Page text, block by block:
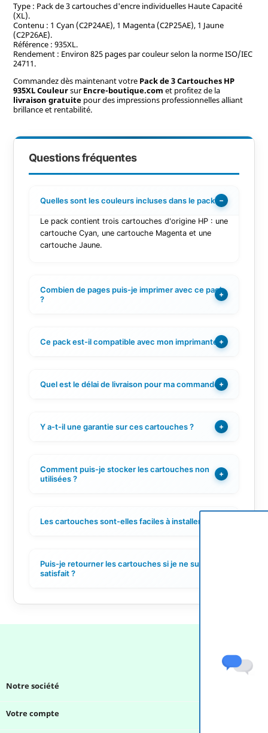
Type : Pack de 3 cartouches d'encre individuelles Haute Capacité
(XL).
Contenu : 1 Cyan (C2P24AE), 1 Magenta (C2P25AE), 1 Jaune
(C2P26AE).
Référence : 935XL.
Rendement : Environ 825 pages par couleur selon la norme ISO/IEC
24711.
Commandez dès maintenant votre Pack de 3 Cartouches HP
935XL CouleursurEncre-boutique.com et profitez de la
livraison gratuitepour des impressions professionnelles alliant
brillance et rentabilité.
Questions fréquentes
Quelles sont les couleurs incluses dans le pack ?−
Le pack contient trois cartouches d'origine HP : une
cartouche Cyan, une cartouche Magenta et une
cartouche Jaune.
Combien de pages puis-je imprimer avec ce pack
?
+
Ce pack est-il compatible avec mon imprimante ?
+
Quel est le délai de livraison pour ma commande ?
+
Y a-t-il une garantie sur ces cartouches ? +
Comment puis-je stocker les cartouches non
utilisées ?
+
Les cartouches sont-elles faciles à installer ?
Puis-je retourner les cartouches si je ne suis pas
satisfait ?
Notre société
Votre compte